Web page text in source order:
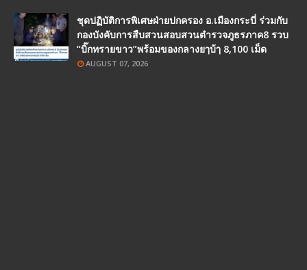
ชุดปฏิบัติการพิเศษฝ่ายปกครอง อ.เมืองกระบี่ ร่วมกับ
กองบังคับการสืบสวนสอบสวนตำรวจภูธรภาค8 รวบ
“บิ๊กทรายขาว”พร้อมของกลางยๅบ้ๅ 8,100 เม็ด
AUGUST 07, 2026